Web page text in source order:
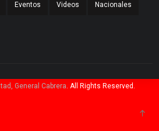
Eventos Videos Nacionales
General Cabrera. All Rights Reserved.